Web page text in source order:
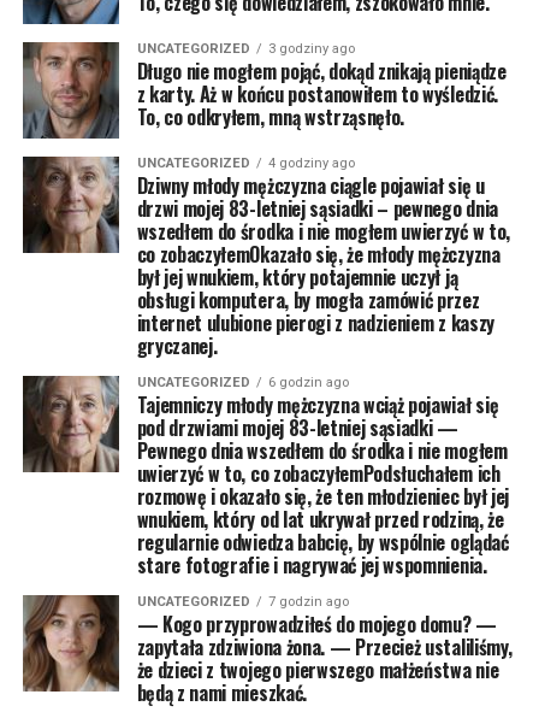
UNCATEGORIZED 3 godziny ago
Długo nie mogłem pojąć, dokąd znikają pieniądze
z karty. Aż w końcu postanowiłem to wyśledzić.
To, co odkryłem, mną wstrząsnęło.
UNCATEGORIZED 4 godziny ago
Dziwny młody mężczyzna ciągle pojawiał się u
drzwi mojej 83-letniej sąsiadki – pewnego dnia
wszedłem do środka i nie mogłem uwierzyć w to,
co zobaczyłemOkazało się, że młody mężczyzna
był jej wnukiem, który potajemnie uczył ją
obsługi komputera, by mogła zamówić przez
internet ulubione pierogi z nadzieniem z kaszy
gryczanej.
UNCATEGORIZED 6 godzin ago
Tajemniczy młody mężczyzna wciąż pojawiał się
pod drzwiami mojej 83-letniej sąsiadki —
Pewnego dnia wszedłem do środka i nie mogłem
uwierzyć w to, co zobaczyłemPodsłuchałem ich
rozmowę i okazało się, że ten młodzieniec był jej
wnukiem, który od lat ukrywał przed rodziną, że
regularnie odwiedza babcię, by wspólnie oglądać
stare fotografie i nagrywać jej wspomnienia.
UNCATEGORIZED 7 godzin ago
— Kogo przyprowadziłeś do mojego domu? —
zapytała zdziwiona żona. — Przecież ustaliliśmy,
że dzieci z twojego pierwszego małżeństwa nie
będą z nami mieszkać.